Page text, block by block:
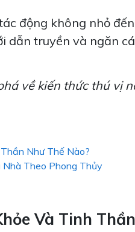
động không nhỏ
dẫn truyền và ngăn
về kiến thức thú vị
Như Thế Nào?
Nhà Theo Phong Thủy
Và Tinh Thần